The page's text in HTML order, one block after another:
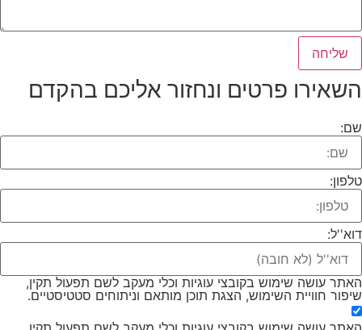
שליחה
פרטים ונחזור אליכם בהקדם​
עושה שימוש בקובצי עוגיות וכלי מעקב לשם תפעול תקין,
חוויית השימוש, הצגת תוכן מותאם וניתוחים סטטיסטיים.